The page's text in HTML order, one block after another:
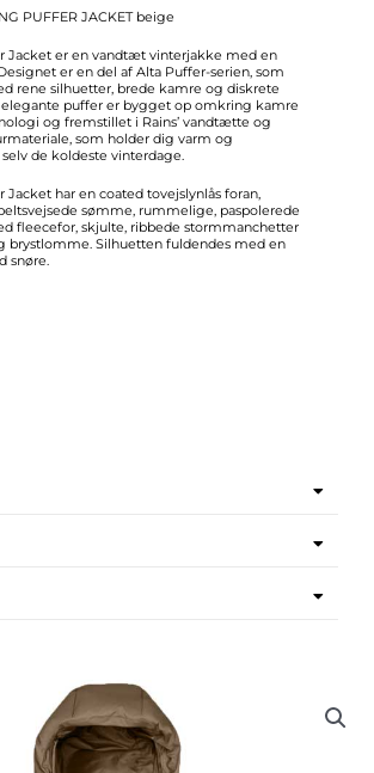
PUFFER JACKET beige
Jacket er en vandtæt vinterjakke med en
er en del af Alta Puffer-serien, som
rene silhuetter, brede kamre og diskrete
elegante puffer er bygget op omkring kamre
og fremstillet i Rains’ vandtætte og
som holder dig varm og
de koldeste vinterdage.
Jacket har en coated tovejslynlås foran,
sømme, rummelige, paspolerede
fleecefor, skjulte, ribbede stormmanchetter
brystlomme. Silhuetten fuldendes med en
snøre.